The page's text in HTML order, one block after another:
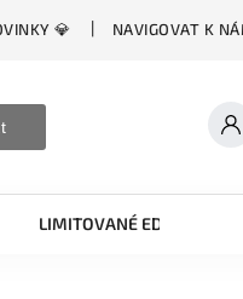
💎 NAVIGOVAT K
LIMITOVANÉ EDICE